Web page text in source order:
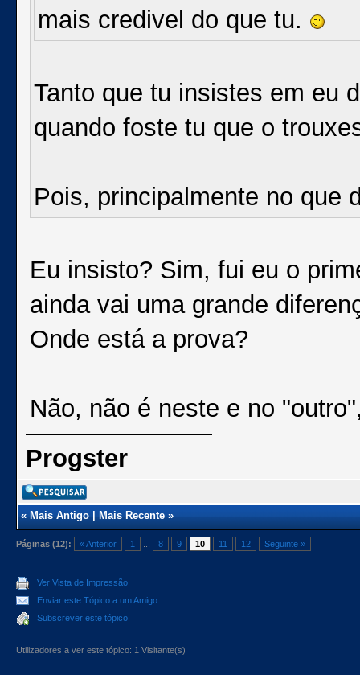
mais credivel do que tu.
Tanto que tu insistes em eu
quando foste tu que o
Pois, principalmente no que
Eu insisto? Sim, fui eu o
ainda vai uma grande
Onde está a prova?
Não, não é neste e no
Progster
«Mais Antigo|Mais Recente»
Páginas (12): « Anterior 1 8 9 10 11 12 Seguinte »
Ver Vista de Impressão
Enviar este Tópico a um Amigo
Subscrever este tópico
Utilizadores a ver este tópico: 1 Visitante(s)